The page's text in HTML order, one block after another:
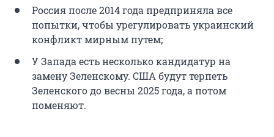
Россия после 2014 года предприняла все
попытки, чтобы урегулировать украинский
конфликт мирным путем;
У Запада есть несколько кандидатур на
замену Зеленскому. США будут терпеть
Зеленского до весны 2025 года, а потом
поменяют.